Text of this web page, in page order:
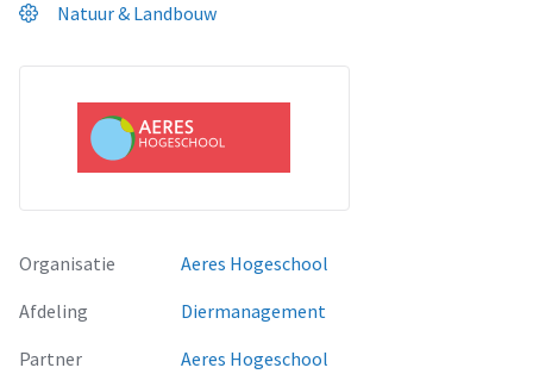
Natuur & Landbouw
Organisatie
Aeres Hogeschool
Afdeling
Diermanagement
Partner
Aeres Hogeschool